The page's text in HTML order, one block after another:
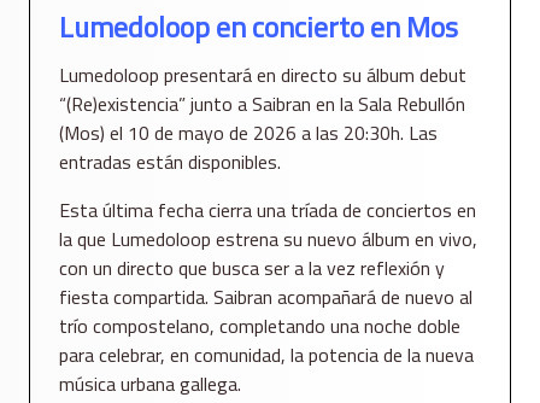
Lumedoloop en concierto en Mos
Lumedoloop presentará en directo su álbum debut
“(Re)existencia” junto a Saibran en la Sala Rebullón
(Mos) el 10 de mayo de 2026 a las 20:30h. Las
entradas están disponibles.
Esta última fecha cierra una tríada de conciertos en
la que Lumedoloop estrena su nuevo álbum en vivo,
con un directo que busca ser a la vez reflexión y
fiesta compartida. Saibran acompañará de nuevo al
trío compostelano, completando una noche doble
para celebrar, en comunidad, la potencia de la nueva
música urbana gallega.